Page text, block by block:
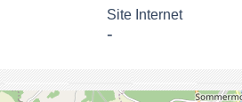
Site Internet
-